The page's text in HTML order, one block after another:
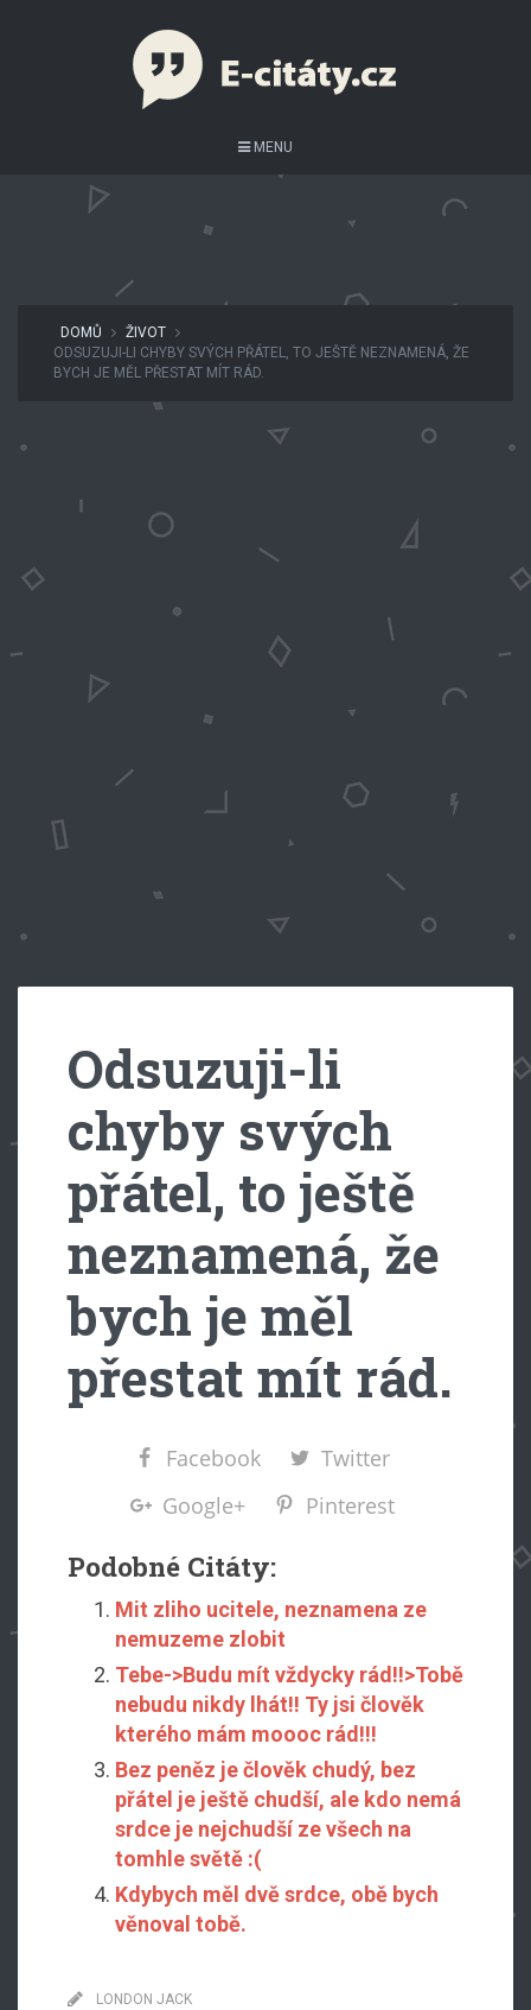
MENU
DOMŮ
ŽIVOT
ODSUZUJI-LI CHYBY SVÝCH PŘÁTEL, TO JEŠTĚ NEZNAMENÁ, ŽE
BYCH JE MĚL PŘESTAT MÍT RÁD.
Odsuzuji-li
chyby svých
přátel, to ještě
neznamená, že
bych je měl
přestat mít rád.
Facebook
Twitter
Google+
Pinterest
Podobné Citáty:
Mit zliho ucitele, neznamena ze
nemuzeme zlobit
Tebe->Budu mít vždycky rád!!>Tobě
nebudu nikdy lhát!! Ty jsi člověk
kterého mám moooc rád!!!
Bez peněz je člověk chudý, bez
přátel je ještě chudší, ale kdo nemá
srdce je nejchudší ze všech na
tomhle světě :(
Kdybych měl dvě srdce, obě bych
věnoval tobě.
LONDON JACK